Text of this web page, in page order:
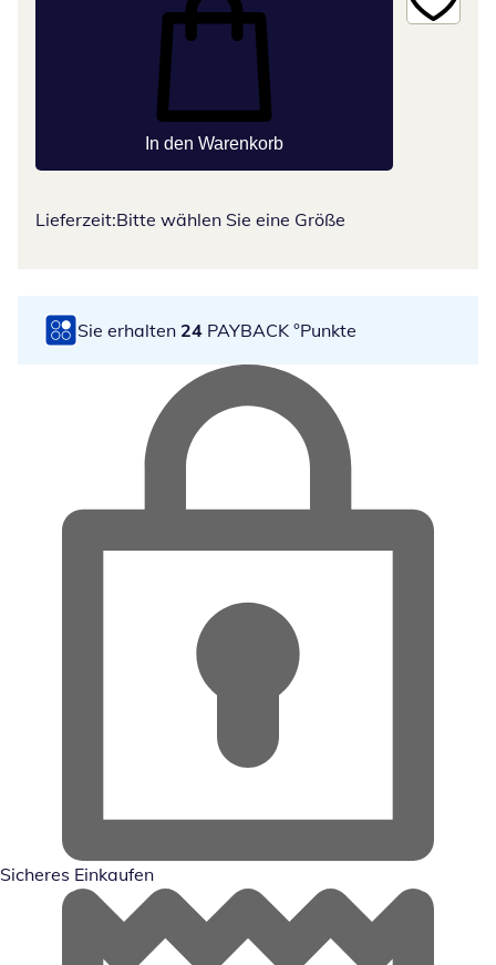
In den Warenkorb
Lieferzeit:Bitte wählen Sie eine Größe
Sie erhalten 24 PAYBACK °Punkte
Sicheres Einkaufen